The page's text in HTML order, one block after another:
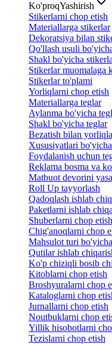
Ko'proqYashirish
Stikerlarni chop etish
Materiallarga stikerlar
Dekoratsiya bilan
Qo'llash usuli
Shakl bo'yicha
Stikerlar muomalaga
Stikerlar to'plami
Yorliqlarni chop etish
Materiallarga teglar
Aylanma bo'yicha
Shakl bo'yicha teglar
Bezatish bilan
Xususiyatlari
Foydalanish uchun
Reklama bosma va
Matbuot devorini
Roll Up tayyorlash
Qadoqlash ishlab
Paketlarni ishlab
Shuberlarni chop etish
Chig'anoqlarni chop
Mahsulot turi
Qutilar ishlab
Ko'p chiziqli bosib
Kitoblarni chop etish
Broshyuralarni chop
Kataloglarni chop
Jurnallarni chop etish
Noutbuklarni chop
Yillik hisobotlarni
Tezislarni chop etish